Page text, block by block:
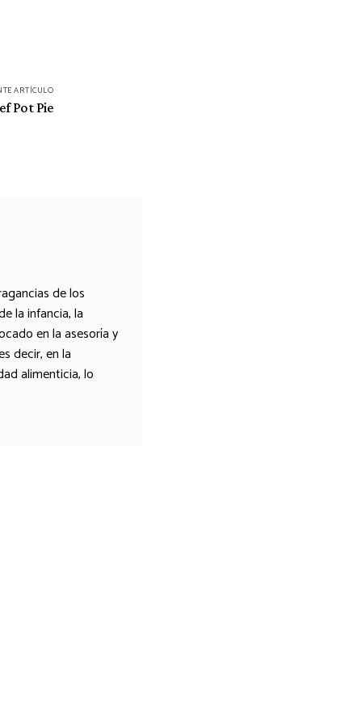
ARTÍCULO
Pot Pie
de los
la infancia, la
en la asesoría y
decir, en la
alimenticia, lo